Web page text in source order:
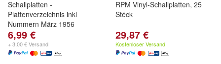
Schallplatten -
Plattenverzeichnis inkl
Nummern März 1956
6,99 €
+ 3,00 € Versand
RPM Vinyl-Schallplatten, 25
Stéck
29,87 €
Kostenloser Versand